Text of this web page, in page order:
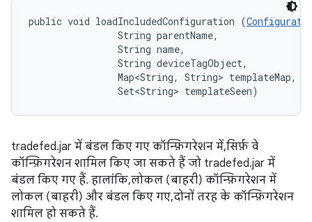
public void loadIncludedConfiguration (
                String parentName,
                String name,
                String deviceTagObject,
                Map<String, String> templateMap,
                Set<String> templateSeen)
tradefed.jar में बंडल किए गए कॉन्फ़िगरेशन में, सिर्फ़ वे
कॉन्फ़िगरेशन शामिल किए जा सकते हैं जो tradefed.jar में
बंडल किए गए हैं. हालांकि, लोकल (बाहरी) कॉन्फ़िगरेशन में
लोकल (बाहरी) और बंडल किए गए, दोनों तरह के कॉन्फ़िगरेशन
शामिल हो सकते हैं.